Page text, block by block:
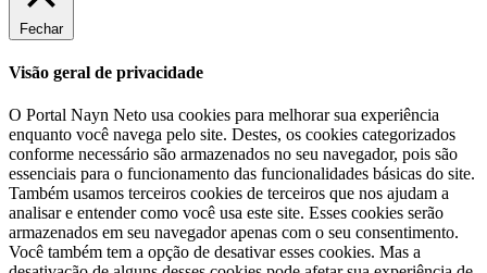
Fechar
Visão geral de privacidade
O Portal Nayn Neto usa cookies para melhorar sua experiência
enquanto você navega pelo site. Destes, os cookies categorizados
conforme necessário são armazenados no seu navegador, pois são
essenciais para o funcionamento das funcionalidades básicas do site.
Também usamos terceiros cookies de terceiros que nos ajudam a
analisar e entender como você usa este site. Esses cookies serão
armazenados em seu navegador apenas com o seu consentimento.
Você também tem a opção de desativar esses cookies. Mas a